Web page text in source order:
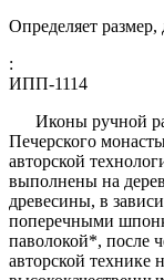
Определяет
:
ИПП-1114
Иконы ручной
Печерского
авторской
выполнены на
древесины, в
поперечными
паволокой*, после
авторской технике